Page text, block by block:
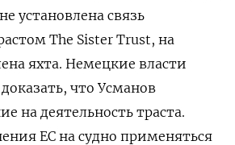
установлена связь
The Sister Trust, на
яхта. Немецкие власти
что Усманов
на деятельность траста.
ЕС на судно применяться